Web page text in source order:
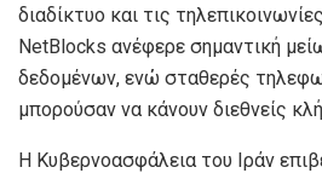
διαδίκτυο και τις
NetBlocks ανέφερε σημαντική
δεδομένων, ενώ σταθερές
μπορούσαν να κάνουν διεθνείς
Η Κυβερνοασφάλεια του Ιράν